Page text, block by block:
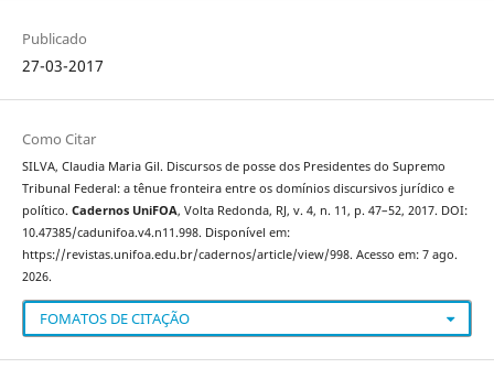
Publicado
27-03-2017
Como Citar
SILVA, Claudia Maria Gil. Discursos de posse dos Presidentes do Supremo
Tribunal Federal: a tênue fronteira entre os domínios discursivos jurídico e
político. Cadernos UniFOA, Volta Redonda, RJ, v. 4, n. 11, p. 47–52, 2017. DOI:
10.47385/cadunifoa.v4.n11.998. Disponível em:
https://revistas.unifoa.edu.br/cadernos/article/view/998. Acesso em: 7 ago.
2026.
FOMATOS DE CITAÇÃO